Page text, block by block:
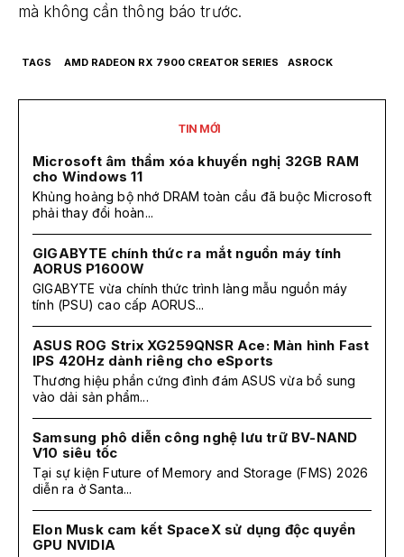
mà không cần thông báo trước.
TAGS AMD RADEON RX 7900 CREATOR SERIES ASROCK
TIN MỚI
Microsoft âm thầm xóa khuyến nghị 32GB RAM
cho Windows 11
Khủng hoảng bộ nhớ DRAM toàn cầu đã buộc Microsoft
phải thay đổi hoàn...
GIGABYTE chính thức ra mắt nguồn máy tính
AORUS P1600W
GIGABYTE vừa chính thức trình làng mẫu nguồn máy
tính (PSU) cao cấp AORUS...
ASUS ROG Strix XG259QNSR Ace: Màn hình Fast
IPS 420Hz dành riêng cho eSports
Thương hiệu phần cứng đình đám ASUS vừa bổ sung
vào dải sản phẩm...
Samsung phô diễn công nghệ lưu trữ BV-NAND
V10 siêu tốc
Tại sự kiện Future of Memory and Storage (FMS) 2026
diễn ra ở Santa...
Elon Musk cam kết SpaceX sử dụng độc quyền
GPU NVIDIA